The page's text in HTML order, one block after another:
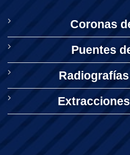
Coronas
Puentes